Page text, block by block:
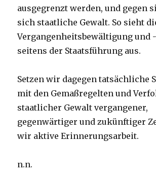
ausgegrenzt werden, und gegen
sich staatliche Gewalt. So sieht
Vergangenheitsbewältigung und
seitens der Staatsführung aus.
Setzen wir dagegen tatsächliche
mit den Gemaßregelten und
staatlicher Gewalt vergangener,
gegenwärtiger und zukünftiger
wir aktive Erinnerungsarbeit.
n.n.